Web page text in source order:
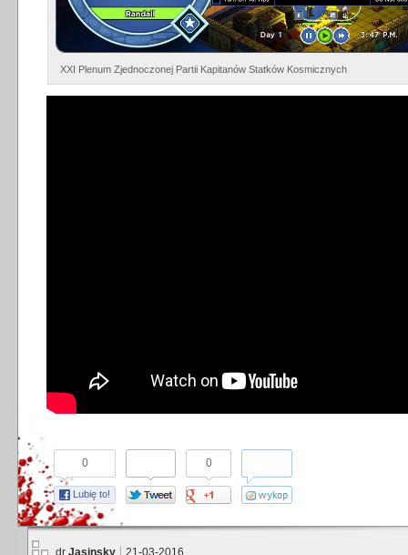
XXI Plenum Zjednoczonej Partii Kapitanów Statków Kosmicznych
0
Lubię to!
0
dr Jasinsky 21-03-2016